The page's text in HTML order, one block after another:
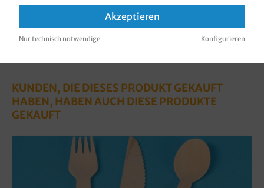
KUNDEN, DIE DIESES PRODUKT GEKAUFT
HABEN, HABEN AUCH DIESE PRODUKTE
GEKAUFT
Akzeptieren
Nur technisch notwendige Konfigurieren